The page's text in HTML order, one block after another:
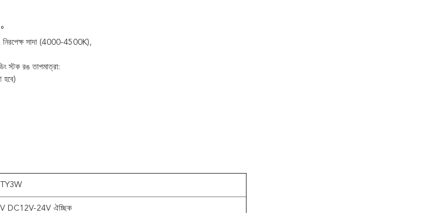
সাদা (4000-4500K),
স্টক রঙ তাপমাত্রা:
হবে)
DC12V-24V ঐচ্ছিক